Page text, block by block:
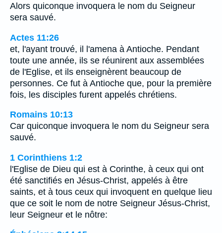
Alors quiconque invoquera le nom du Seigneur
sera sauvé.
Actes 11:26
et, l'ayant trouvé, il l'amena à Antioche. Pendant
toute une année, ils se réunirent aux assemblées
de l'Eglise, et ils enseignèrent beaucoup de
personnes. Ce fut à Antioche que, pour la première
fois, les disciples furent appelés chrétiens.
Romains 10:13
Car quiconque invoquera le nom du Seigneur sera
sauvé.
1 Corinthiens 1:2
l'Eglise de Dieu qui est à Corinthe, à ceux qui ont
été sanctifiés en Jésus-Christ, appelés à être
saints, et à tous ceux qui invoquent en quelque lieu
que ce soit le nom de notre Seigneur Jésus-Christ,
leur Seigneur et le nôtre: